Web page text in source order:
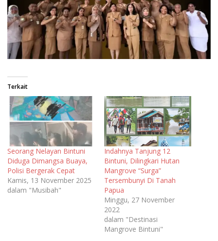
Terkait
Seorang Nelayan Bintuni
Diduga Dimangsa Buaya,
Polisi Bergerak Cepat
Kamis, 13 November 2025
dalam "Musibah"
Indahnya Tanjung 12
Bintuni, Dilingkari Hutan
Mangrove “Surga”
Tersembunyi Di Tanah
Papua
Minggu, 27 November
2022
dalam "Destinasi
Mangrove Bintuni"